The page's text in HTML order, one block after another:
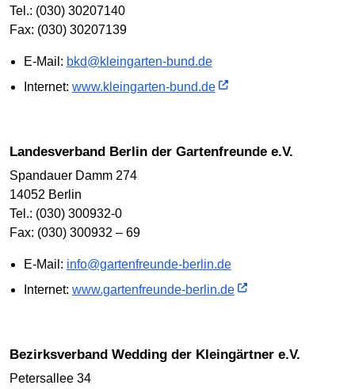
Tel.: (030) 30207140
Fax: (030) 30207139
E-Mail: bkd@kleingarten-bund.de
Internet: www.kleingarten-bund.de
Landesverband Berlin der Gartenfreunde e.V.
Spandauer Damm 274
14052 Berlin
Tel.: (030) 300932-0
Fax: (030) 300932 – 69
E-Mail: info@gartenfreunde-berlin.de
Internet: www.gartenfreunde-berlin.de
Bezirksverband Wedding der Kleingärtner e.V.
Petersallee 34